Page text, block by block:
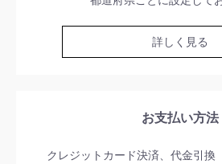
詳しく見る
お支払い方法
クレジットカード決済、代金引換